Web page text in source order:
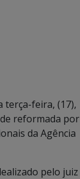
terça-feira, (17),
reformada por
da Agência
pelo juiz